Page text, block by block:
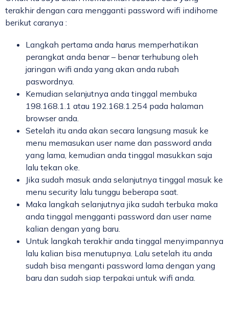
terakhir dengan cara mengganti password wifi indihome
berikut caranya :
Langkah pertama anda harus memperhatikan
perangkat anda benar – benar terhubung oleh
jaringan wifi anda yang akan anda rubah
paswordnya.
Kemudian selanjutnya anda tinggal membuka
198.168.1.1 atau 192.168.1.254 pada halaman
browser anda.
Setelah itu anda akan secara langsung masuk ke
menu memasukan user name dan password anda
yang lama, kemudian anda tinggal masukkan saja
lalu tekan oke.
Jika sudah masuk anda selanjutnya tinggal masuk ke
menu security lalu tunggu beberapa saat.
Maka langkah selanjutnya jika sudah terbuka maka
anda tinggal mengganti password dan user name
kalian dengan yang baru.
Untuk langkah terakhir anda tinggal menyimpannya
lalu kalian bisa menutupnya. Lalu setelah itu anda
sudah bisa menganti password lama dengan yang
baru dan sudah siap terpakai untuk wifi anda.